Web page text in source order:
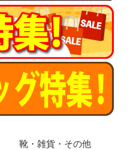
靴・雑貨・その他